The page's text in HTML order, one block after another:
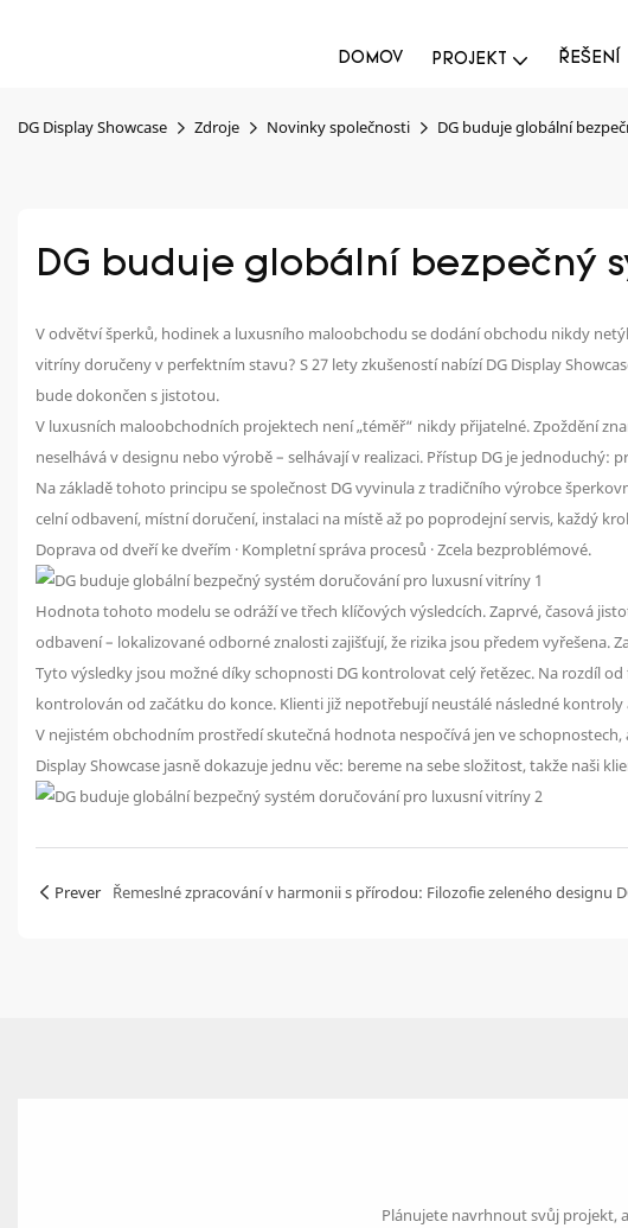
DOMOV PROJEKT ŘEŠENÍ
DG Display Showcase Zdroje Novinky společnosti DG buduje globální
DG buduje globální bezpečný
V odvětví šperků, hodinek a luxusního maloobchodu se dodání obchodu nikdy
vitríny doručeny v perfektním stavu? S 27 lety zkušeností nabízí DG Display
bude dokončen s jistotou.
V luxusních maloobchodních projektech není „téměř“ nikdy přijatelné. Zpoždění
neselhává v designu nebo výrobě – selhávají v realizaci. Přístup DG je
Na základě tohoto principu se společnost DG vyvinula z tradičního výrobce
celní odbavení, místní doručení, instalaci na místě až po poprodejní servis, každý
Doprava od dveří ke dveřím · Kompletní správa procesů · Zcela bezproblémové.
Hodnota tohoto modelu se odráží ve třech klíčových výsledcích. Zaprvé, časová
odbavení – lokalizované odborné znalosti zajišťují, že rizika jsou předem
Tyto výsledky jsou možné díky schopnosti DG kontrolovat celý řetězec. Na rozdíl
kontrolován od začátku do konce. Klienti již nepotřebují neustálé následné
V nejistém obchodním prostředí skutečná hodnota nespočívá jen ve
Display Showcase jasně dokazuje jednu věc: bereme na sebe složitost, takže naši
Prever
Plánujete navrhnout svůj projekt,